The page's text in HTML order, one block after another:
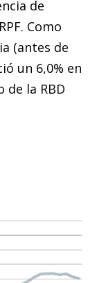
de
Como
(antes de
un 6,0% en
de la RBD